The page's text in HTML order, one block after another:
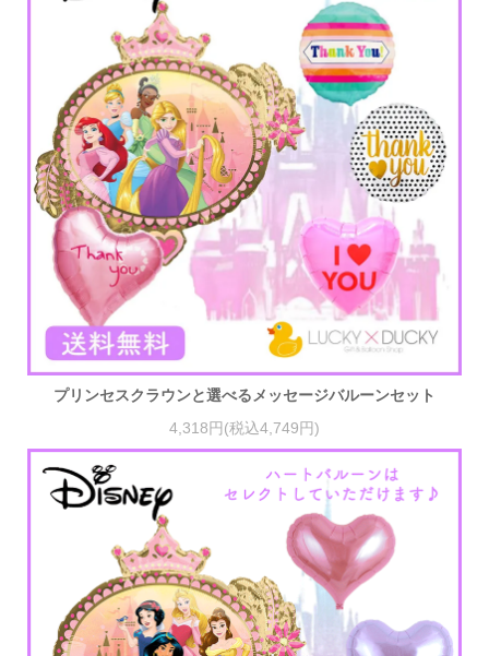
プリンセスクラウンと選べるメッセージバルーンセット
4,318円(税込4,749円)